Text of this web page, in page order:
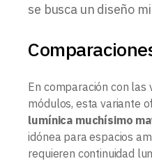
se busca un diseño
En comparación con las
módulos, esta variante
lumínica muchísimo
idónea para espacios
requieren continuidad